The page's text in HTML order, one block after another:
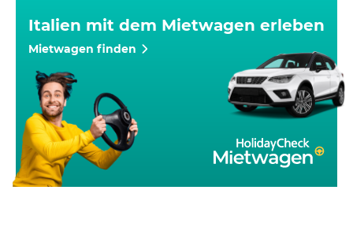
Italien mit dem Mietwagen erleben
Mietwagen finden